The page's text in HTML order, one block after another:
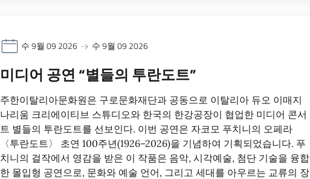
수 9월 09 2026 수 9월 09 2026
미디어 공연 “별들의 투란도트”
주한이탈리아문화원은 구로문화재단과 공동으로 이탈리아 듀오 이매지
나리움 크리에이티브 스튜디오와 한국의 한강공장이 협업한 미디어 콘서
트 별들의 투란도트를 선보인다. 이번 공연은 자코모 푸치니의 오페라
〈투란도트〉 초연 100주년(1926–2026)을 기념하여 기획되었습니다. 푸
치니의 걸작에서 영감을 받은 이 작품은 음악, 시각예술, 첨단 기술을 융합
한 몰입형 공연으로, 문화와 예술 언어, 그리고 세대를 아우르는 교류의 장